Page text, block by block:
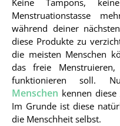
Keine Tampons,
Menstruationstasse
während deiner
diese Produkte zu
die meisten Menschen
das freie
funktionieren soll.
Menschen kennen
Im Grunde ist diese
die Menschheit selbst.